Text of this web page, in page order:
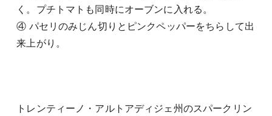
く。プチトマトも同時にオーブンに入れる。
④ パセリのみじん切りとピンクペッパーをちらして出
来上がり。
トレンティーノ・アルトアディジェ州のスパークリン